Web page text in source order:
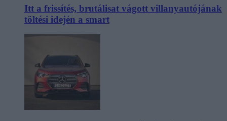
Itt a frissítés, brutálisat vágott villanyautójának
töltési idején a smart